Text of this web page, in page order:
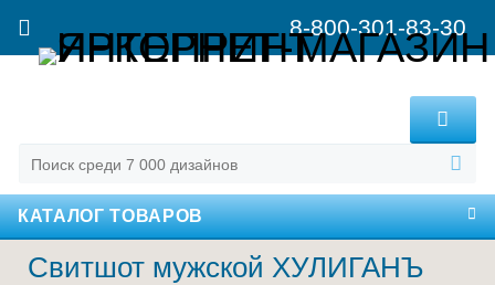
8-800-301-83-30
КАТАЛОГ ТОВАРОВ
Свитшот мужской ХУЛИГАНЪ